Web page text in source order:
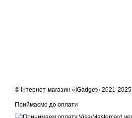
© Інтернет-магазин «IGadget» 2021-2025
Приймаємо до оплати